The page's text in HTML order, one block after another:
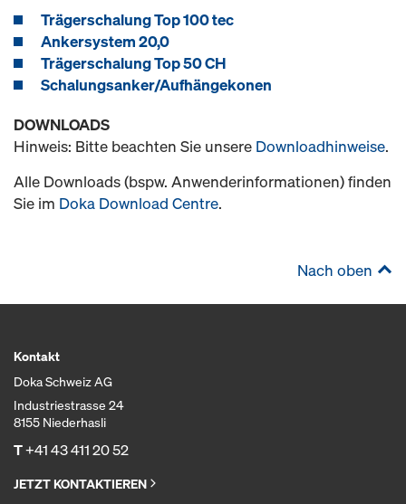
Trägerschalung Top 100 tec
Ankersystem 20,0
Trägerschalung Top 50 CH
Schalungsanker/Aufhängekonen
DOWNLOADS
Hinweis: Bitte beachten Sie unsere Downloadhinweise.
Alle Downloads (bspw. Anwenderinformationen) finden
Sie im Doka Download Centre.
Nach oben
Kontakt
Doka Schweiz AG
Industriestrasse 24
8155 Niederhasli
T+41 43 411 20 52
JETZT KONTAKTIEREN